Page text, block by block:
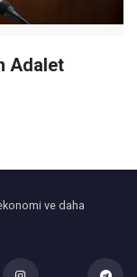
Adalet
ve daha